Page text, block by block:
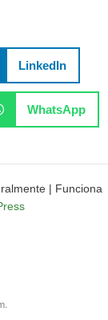
LinkedIn
WhatsApp
| Funciona